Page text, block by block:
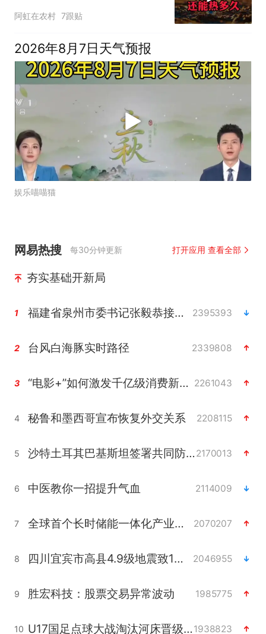
阿虹在农村 7跟贴
2026年8月7日天气预报
娱乐喵喵猫
网易热搜 每30分钟更新 打开应用 查看全部
夯实基础开新局
1 福建省泉州市委书记张毅恭接受纪律审查和监察调查 2395393
2 台风白海豚实时路径 2339808
3 “电影+”如何激发千亿级消费新活力？ 2261043
4 秘鲁和墨西哥宣布恢复外交关系 2208115
5 沙特土耳其巴基斯坦签署共同防务协议2170013
6 中医教你一招提升气血 2114009
7 全球首个长时储能一体化产业园量产 2070207
8 四川宜宾市高县4.9级地震致1人死亡 2046955
9 胜宏科技：股票交易异常波动 1985775
10 U17国足点球大战淘汰河床晋级决赛1938823